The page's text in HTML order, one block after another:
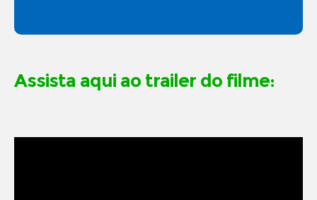
Assista aqui ao trailer do filme: